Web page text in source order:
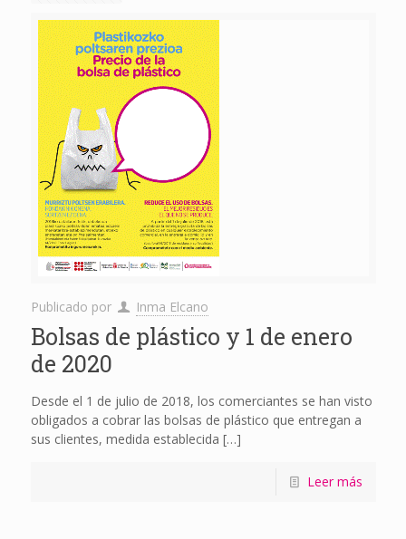
Publicado por Inma Elcano
Bolsas de plástico y 1 de enero
de 2020
Desde el 1 de julio de 2018, los comerciantes se han visto
obligados a cobrar las bolsas de plástico que entregan a
sus clientes, medida establecida […]
Leer más